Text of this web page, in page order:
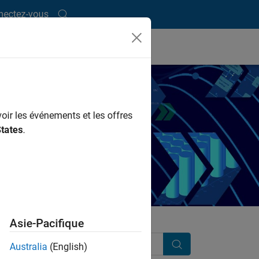
vous
Recherche
les événements et les offres
.
Asie-Pacifique
Australia (English)